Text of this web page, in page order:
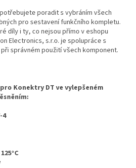
poradit s vybráním všech
pro sestavení funkčního kompletu.
díly i ty, co nejsou přímo v eshopu
Electronics, s.r.o. je spolupráce s
správném použití všech komponent.
Konektry DT ve vylepšeném
4